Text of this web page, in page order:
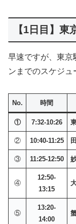
【1日目】
早速ですが、東京
ンまでのスケジュ
No. 時間
① 7:32-10:26
② 10:40-11:25
③ 11:25-12:50
④
12:50-
13:15
⑤
13:20-
14:00